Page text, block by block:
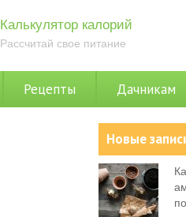
Калькулятор калорий
Рассчитай свое питание
Рецепты Дачникам
Новые